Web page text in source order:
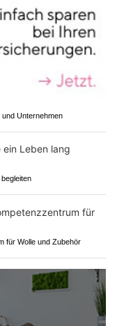
Unternehmen
für Wolle und Zubehör